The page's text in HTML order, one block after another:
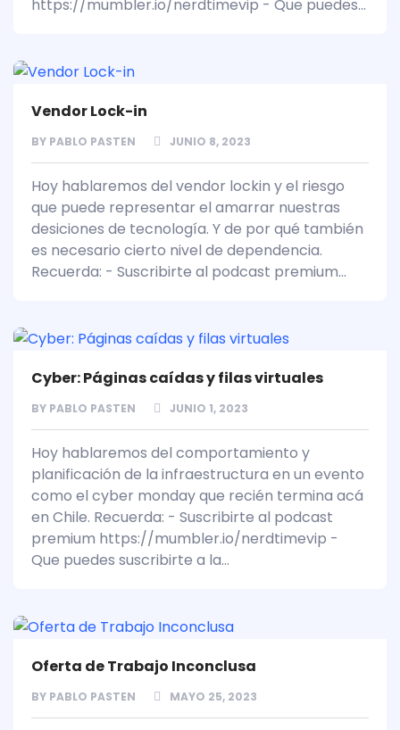
https://mumbler.io/nerdtimevip - Que puedes...
Vendor Lock-in
BY PABLO PASTEN JUNIO 8, 2023
Hoy hablaremos del vendor lockin y el riesgo
que puede representar el amarrar nuestras
desiciones de tecnología. Y de por qué también
es necesario cierto nivel de dependencia.
Recuerda: - Suscribirte al podcast premium...
Cyber: Páginas caídas y filas virtuales
BY PABLO PASTEN JUNIO 1, 2023
Hoy hablaremos del comportamiento y
planificación de la infraestructura en un evento
como el cyber monday que recién termina acá
en Chile. Recuerda: - Suscribirte al podcast
premium https://mumbler.io/nerdtimevip -
Que puedes suscribirte a la...
Oferta de Trabajo Inconclusa
BY PABLO PASTEN MAYO 25, 2023